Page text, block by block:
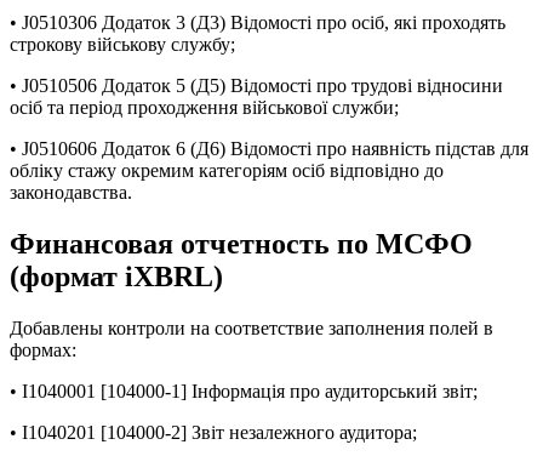
• J0510306 Додаток 3 (Д3) Відомості про осіб, які проходять
строкову військову службу;
• J0510506 Додаток 5 (Д5) Відомості про трудові відносини
осіб та період проходження військової служби;
• J0510606 Додаток 6 (Д6) Відомості про наявність підстав для
обліку стажу окремим категоріям осіб відповідно до
законодавства.
Финансовая отчетность по МСФО
(формат iXBRL)
Добавлены контроли на соответствие заполнения полей в
формах:
• I1040001 [104000-1] Інформація про аудиторський звіт;
• I1040201 [104000-2] Звіт незалежного аудитора;